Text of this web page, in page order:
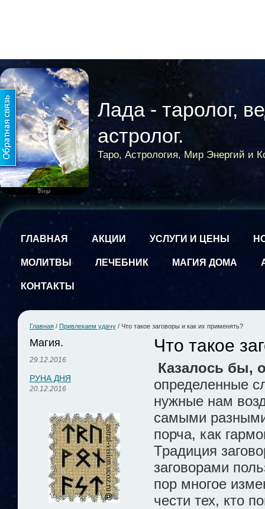
Лада - таролог,
астролог.
Таро, Астрология, Мир Энергий и
ГЛАВНАЯ АКЦИИ УСЛУГИ И ЦЕНЫ
МОЛИТВЫ ЛЕЧЕБНИК МАГИЯ ДОМА
КОНТАКТЫ
Главная / Привлекаем удачу / Что такое заговоры и как их применять?
Магия.
29.12.2016
РУНА ДНЯ
20.12.2016
Что такое
Казалось бы,
определенные
нужные нам
самыми
порча, как
Традиция
заговорами
пор многое
чести тех, кто